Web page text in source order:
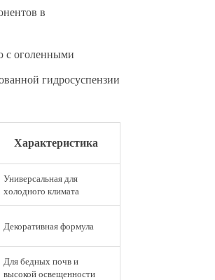
в
с оголенными
гидросуспензии
Характеристика
Универсальная для
холодного климата
Декоративная формула
Для бедных почв и
высокой освещенности